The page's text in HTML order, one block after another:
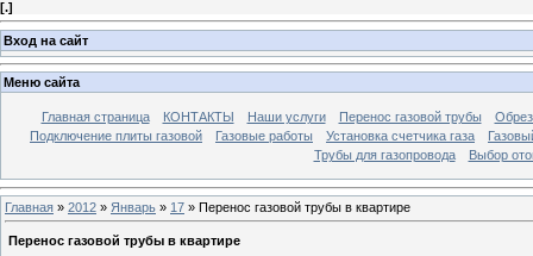
[.]
Вход на сайт
Меню сайта
Главная страница КОНТАКТЫ Наши услуги Перенос газовой трубы
Подключение плиты газовой
Газовые работы Установка счетчика газа
Трубы для газопровода
Выбор
Главная » 2012 » Январь » 17 » Перенос газовой трубы в квартире
Перенос газовой трубы в квартире